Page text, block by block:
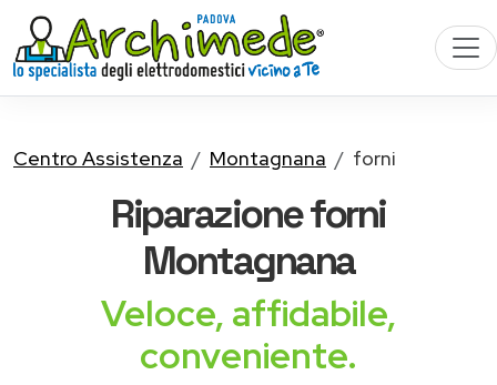
Centro Assistenza Montagnana forni
Riparazioneforni
Montagnana
Veloce, affidabile,
conveniente.